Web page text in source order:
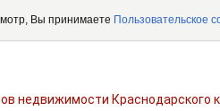
Вы принимаете Пользовательское
недвижимости Краснодарского